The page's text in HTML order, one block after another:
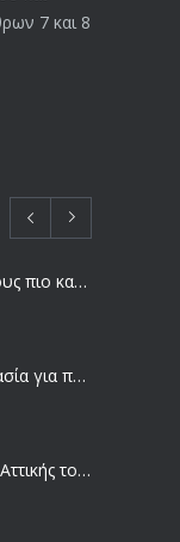
7 και 8
Έρευνα και Καινοτομία: Έχουμε τους πιο κακοπληρωμένους εργαζόμενους στον ΟΟΣΑ
Ergani App: Η νέα ψηφιακή διαδικασία για προσλήψεις με το κινητό
Έρχεται και στα Κέντρα Υγείας της Αττικής το ηλεκτρονικό βραχιολάκι – Όλο το σχέδιο του υπουργείου Υγείας